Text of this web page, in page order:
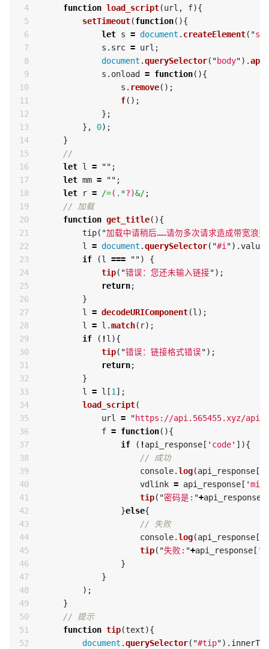
4
5
6
7
8
9
10
11
12
13
14
15
16
17
18
19
20
21
22
23
24
25
26
27
28
29
30
31
32
33
34
35
36
37
38
39
40
41
42
43
44
45
46
47
48
49
50
51
52
function load_script(url , f){
setTimeout(function(){
let s = document . createElement( "
s . src = url ;
document .querySelector( "body").
s . onload = function(){
s . remove();
f();
};
},
0);
}
//
let l = "" ;
let mm = "" ;
let
r = /=( .*?)&/;
// 加载
function get_title(){
tip( "加载中请稍后……请勿多次请求造成带宽浪费
l = document .querySelector( "#i").value
if
(l === "")
{
tip( "错误：您还未输入链接");
return;
}
l = decodeURIComponent(l);
l = l .match( r);
if
( !l){
tip( "错误：链接格式错误");
return;
}
l = l [1];
load_script(
url = "https://api.565455.xyz/api/
f = function(){
if
( !api_response [ ' code' ]){
// 成功
console.log(api_response [
vdlink = api_response [ 'mima
tip( "密码是: "+api_response
}else{
// 失败
console.log(api_response [
tip( "失败: "+api_response [ '
}
}
);
}
// 提示
function tip(text){
document .querySelector( "#tip").